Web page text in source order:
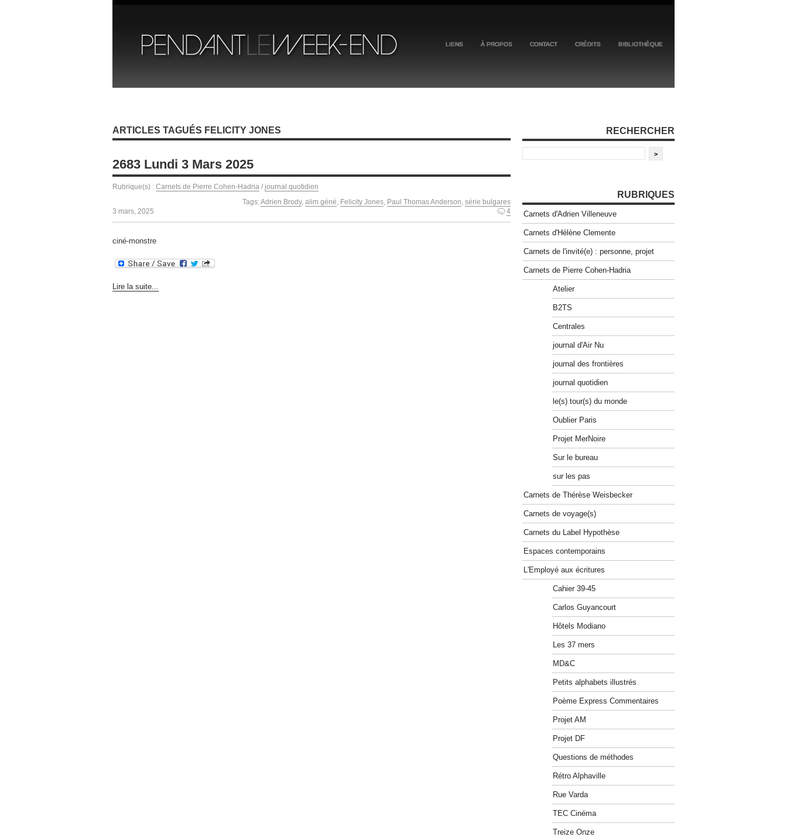
LIENS À PROPOS CONTACT CRÉDITS BIBLIOTHÈQUE
ARTICLES TAGUÉS FELICITY JONES
2683 Lundi 3 Mars 2025
Rubrique(s) : Carnets de Pierre Cohen-Hadria / journal quotidien
Tags:Adrien Brody, alim géné, Felicity Jones, Paul Thomas Anderson, série bulgares
3 mars, 2025
4
ciné-monstre
Lire la suite...
RECHERCHER
RUBRIQUES
Carnets d'Adrien Villeneuve
Carnets d'Hélène Clemente
Carnets de l'invité(e) : personne, projet
Carnets de Pierre Cohen-Hadria
Atelier
B2TS
Centrales
journal d'Air Nu
journal des frontières
journal quotidien
le(s) tour(s) du monde
Oublier Paris
Projet MerNoire
Sur le bureau
sur les pas
Carnets de Thérèse Weisbecker
Carnets de voyage(s)
Carnets du Label Hypothèse
Espaces contemporains
L'Employé aux écritures
Cahier 39-45
Carlos Guyancourt
Hôtels Modiano
Les 37 mers
MD&C
Petits alphabets illustrés
Poème Express Commentaires
Projet AM
Projet DF
Questions de méthodes
Rétro Alphaville
Rue Varda
TEC Cinéma
Treize Onze